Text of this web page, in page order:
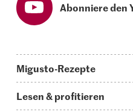
Abonniere den
Migusto-Rezepte
Lesen & profitieren